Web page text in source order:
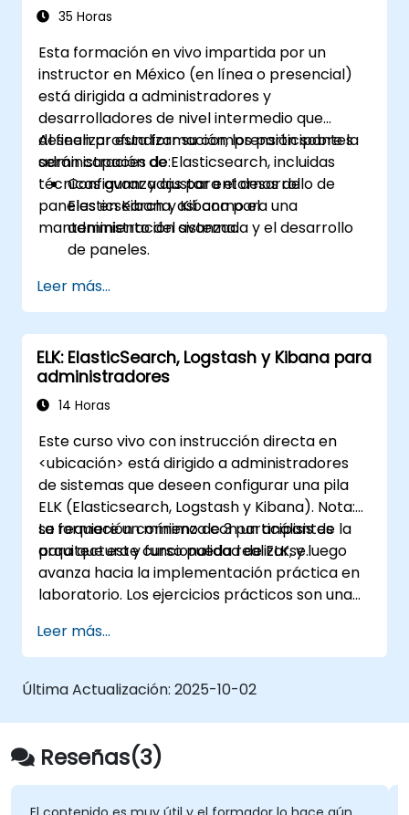
35 Horas
Esta formación en vivo impartida por un
instructor en México (en línea o presencial)
está dirigida a administradores y
desarrolladores de nivel intermedio que
deseen profundizar su comprensión sobre la
administración de Elasticsearch, incluidas
técnicas avanzadas para el desarrollo de
paneles en Kibana, así como el
mantenimiento del sistema.
Al finalizar esta formación, los participantes
serán capaces de:
Configurar y ajustar entornos de
Elasticsearch y Kibana para una
administración avanzada y el desarrollo
de paneles.
campos (mappings) y modelos de datos
en Elasticsearch.
Desarrollar consultas y filtros avanzados
para extraer información valiosa de los
datos en Elasticsearch.
Diseñar y crear paneles interactivos en
de visualización.
Aplicar las mejores prácticas para la
administración, optimización y resolución
de problemas de Elasticsearch y Kibana.
Leer más...
ELK: ElasticSearch, Logstash y Kibana para
administradores
14 Horas
Este curso vivo con instrucción directa en
<ubicación> está dirigido a administradores
de sistemas que deseen configurar una pila
ELK (Elasticsearch, Logstash y Kibana). Nota:
se requiere un mínimo de 3 participantes
para que este curso pueda realizarse.
La formación comienza con un análisis de la
arquitectura y funcionalidad de ELK, y luego
avanza hacia la implementación práctica en
laboratorio. Los ejercicios prácticos son una
ofrecen a los participantes la oportunidad de
aplicar sus conocimientos mientras reciben
retroalimentación sobre su progreso.
Leer más...
Última Actualización: 2025-10-02
Reseñas(3)